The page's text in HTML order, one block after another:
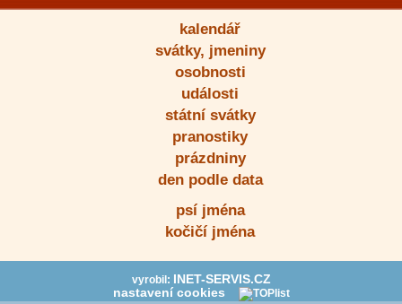
kalendář
svátky, jmeniny
osobnosti
události
státní svátky
pranostiky
prázdniny
den podle data
psí jména
kočičí jména
vyrobil:
INET-SERVIS.CZ
nastavení cookies